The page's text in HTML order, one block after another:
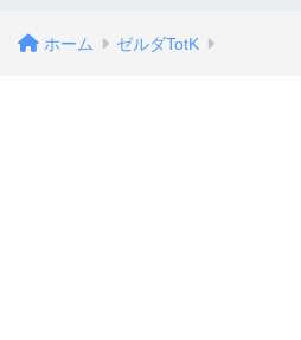
ホーム ゼルダTotK